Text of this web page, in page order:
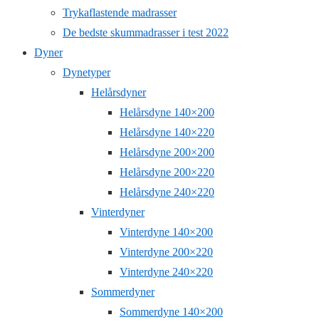
Trykaflastende madrasser
De bedste skummadrasser i test 2022
Dyner
Dynetyper
Helårsdyner
Helårsdyne 140×200
Helårsdyne 140×220
Helårsdyne 200×200
Helårsdyne 200×220
Helårsdyne 240×220
Vinterdyner
Vinterdyne 140×200
Vinterdyne 200×220
Vinterdyne 240×220
Sommerdyner
Sommerdyne 140×200